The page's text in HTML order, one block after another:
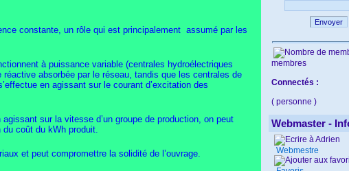
constante, un rôle qui est principalement assumé par les
à puissance variable (centrales hydroélectriques
absorbée par le réseau, tandis que les centrales de
en agissant sur le courant d’excitation des
sur la vitesse d’un groupe de production, on peut
coût du kWh produit.
et peut compromettre la solidité de l’ouvrage.
Envoyer
membres
Connectés :
( personne )
Webmaster -
Webmestre